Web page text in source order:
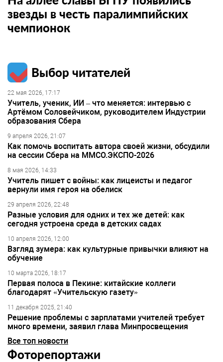
звезды в честь паралимпийских
чемпионок
Выбор читателей
22 мая 2026, 17:17
Учитель, ученик, ИИ – что меняется: интервью с
Артёмом Соловейчиком, руководителем Индустрии
образования Сбера
9 апреля 2026, 21:07
Как помочь воспитать автора своей жизни, обсудили
на сессии Сбера на ММСО.ЭКСПО-2026
8 мая 2026, 14:33
Учитель пишет с войны: как лицеисты и педагог
вернули имя героя на обелиск
29 апреля 2026, 22:48
Разные условия для одних и тех же детей: как
сегодня устроена среда в детских садах
10 апреля 2026, 12:00
Взгляд зумера: как культурные привычки влияют на
обучение
10 марта 2026, 18:17
Первая полоса в Пекине: китайские коллеги
благодарят «Учительскую газету»
11 декабря 2025, 21:40
Решение проблемы с зарплатами учителей требует
много времени, заявил глава Минпросвещения
Все топ новости
Фоторепортажи